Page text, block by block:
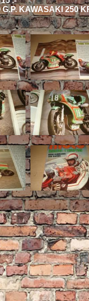
G.P. KAWASAKI 250